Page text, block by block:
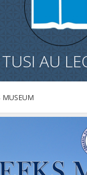
TUSI AU
MUSEUM